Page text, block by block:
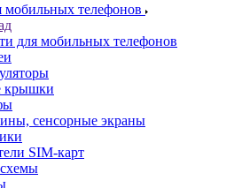
мобильных телефонов
для мобильных телефонов
крышки
сенсорные экраны
SIM-карт